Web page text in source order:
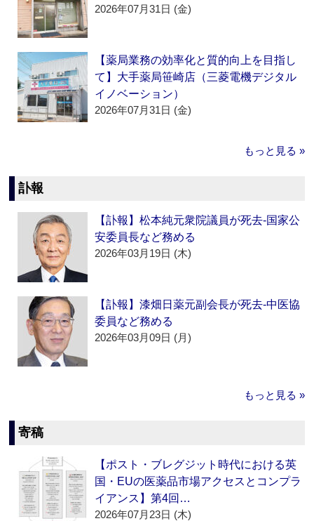
2026年07月31日 (金)
【薬局業務の効率化と質的向上を目指し
て】大手薬局笹崎店（三菱電機デジタル
イノベーション）
2026年07月31日 (金)
もっと見る »
訃報
【訃報】松本純元衆院議員が死去‐国家公
安委員長など務める
2026年03月19日 (木)
【訃報】漆畑日薬元副会長が死去‐中医協
委員など務める
2026年03月09日 (月)
もっと見る »
寄稿
【ポスト・ブレグジット時代における英
国・EUの医薬品市場アクセスとコンプラ
イアンス】第4回…
2026年07月23日 (木)